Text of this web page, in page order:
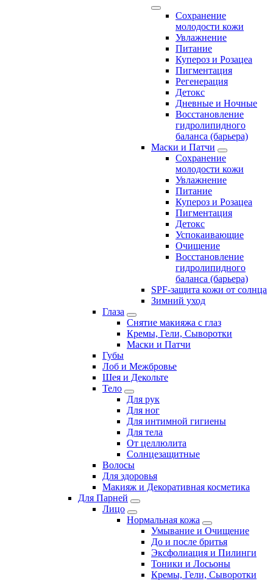
Сохранение
молодости кожи
Увлажнение
Питание
Купероз и Розацеа
Пигментация
Регенерация
Детокс
Дневные и Ночные
Восстановление
гидролипидного
баланса (барьера)
Маски и Патчи
Сохранение
молодости кожи
Увлажнение
Питание
Купероз и Розацеа
Пигментация
Детокс
Успокаивающие
Очищение
Восстановление
гидролипидного
баланса (барьера)
SPF-защита кожи от солнца
Зимний уход
Глаза
Снятие макияжа с глаз
Кремы, Гели, Сыворотки
Маски и Патчи
Губы
Лоб и Межбровье
Шея и Декольте
Тело
Для рук
Для ног
Для интимной гигиены
Для тела
От целлюлита
Солнцезащитные
Волосы
Для здоровья
Макияж и Декоративная косметика
Для Парней
Лицо
Нормальная кожа
Умывание и Очищение
До и после бритья
Эксфолиация и Пилинги
Тоники и Лосьоны
Кремы, Гели, Сыворотки